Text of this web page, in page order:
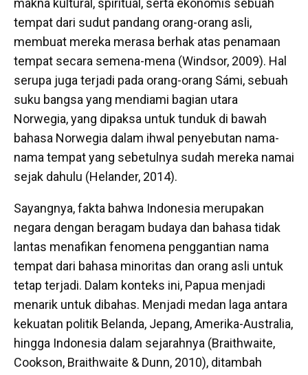
makna kultural, spiritual, serta ekonomis sebuah
tempat dari sudut pandang orang-orang asli,
membuat mereka merasa berhak atas penamaan
tempat secara semena-mena (Windsor, 2009). Hal
serupa juga terjadi pada orang-orang Sámi, sebuah
suku bangsa yang mendiami bagian utara
Norwegia, yang dipaksa untuk tunduk di bawah
bahasa Norwegia dalam ihwal penyebutan nama-
nama tempat yang sebetulnya sudah mereka namai
sejak dahulu (Helander, 2014).
Sayangnya, fakta bahwa Indonesia merupakan
negara dengan beragam budaya dan bahasa tidak
lantas menafikan fenomena penggantian nama
tempat dari bahasa minoritas dan orang asli untuk
tetap terjadi. Dalam konteks ini, Papua menjadi
menarik untuk dibahas. Menjadi medan laga antara
kekuatan politik Belanda, Jepang, Amerika-Australia,
hingga Indonesia dalam sejarahnya (Braithwaite,
Cookson, Braithwaite & Dunn, 2010), ditambah